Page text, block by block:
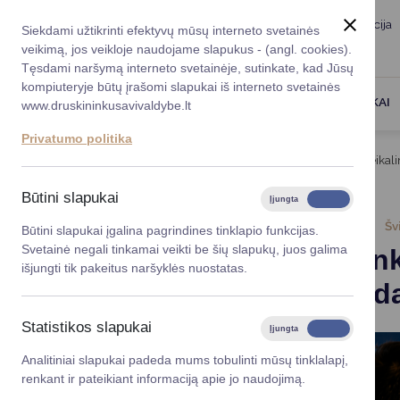
Siekdami užtikrinti efektyvų mūsų interneto svetainės
veikimą, jos veikloje naudojame slapukus - (angl. cookies).
Tęsdami naršymą interneto svetainėje, sutinkate, kad Jūsų
kompiuteryje būtų įrašomi slapukai iš interneto svetainės
www.druskininkusavivaldybe.lt
Privatumo politika
Būtini slapukai Įjungta
Būtini slapukai įgalina pagrindines tinklapio funkcijas.
Svetainė negali tinkamai veikti be šių slapukų, juos galima
išjungti tik pakeitus naršyklės nuostatas.
Statistikos slapukai Įjungta
Analitiniai slapukai padeda mums tobulinti mūsų tinklalapį,
renkant ir pateikiant informaciją apie jo naudojimą.
Taryba Meras
Registruokitės
Vicemerai
Mero patarėja
Administracija
Savivaldybės
Planavimo
Korupcijos
Viešieji
Lygios
Savivaldybės
Finansų
Karjera DUK
DRUSKININKAI
Druskininkų savivaldybei
2026-07-07
sąraše -